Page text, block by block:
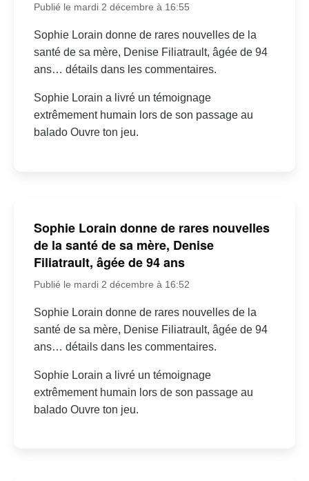
Publié le mardi 2 décembre à 16:55
Sophie Lorain donne de rares nouvelles de la
santé de sa mère, Denise Filiatrault, âgée de 94
ans… détails dans les commentaires.
Sophie Lorain a livré un témoignage
extrêmement humain lors de son passage au
balado Ouvre ton jeu.
Sophie Lorain donne de rares nouvelles
de la santé de sa mère, Denise
Filiatrault, âgée de 94 ans
Publié le mardi 2 décembre à 16:52
Sophie Lorain donne de rares nouvelles de la
santé de sa mère, Denise Filiatrault, âgée de 94
ans… détails dans les commentaires.
Sophie Lorain a livré un témoignage
extrêmement humain lors de son passage au
balado Ouvre ton jeu.